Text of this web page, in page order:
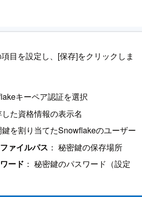
目を設定し、[保存]をクリックしま
キーペア認証を選択
した資格情報の表示名
鍵を割り当てたSnowflakeのユーザー
ァイルパス ： 秘密鍵の保存場所
ード ： 秘密鍵のパスワード（設定